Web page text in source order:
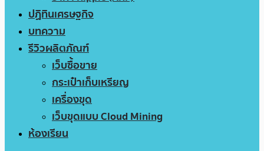
ปฏิทินเศรษฐกิจ
บทความ
รีวิวผลิตภัณฑ์
เว็บซื้อขาย
กระเป๋าเก็บเหรียญ
เครื่องขุด
เว็บขุดแบบ Cloud Mining
ห้องเรียน